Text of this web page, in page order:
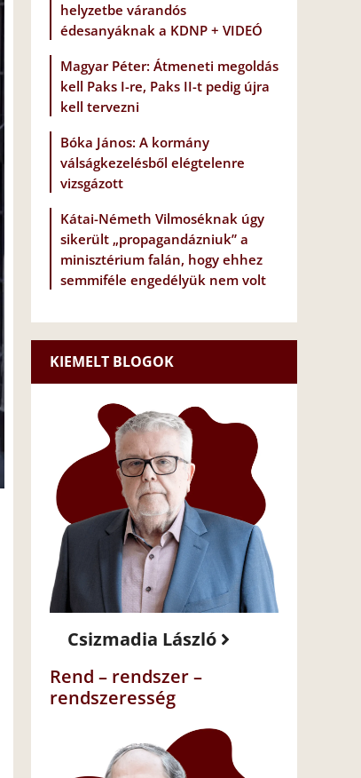
helyzetbe várandós
édesanyáknak a KDNP + VIDEÓ
Magyar Péter: Átmeneti megoldás
kell Paks I-re, Paks II-t pedig újra
kell tervezni
Bóka János: A kormány
válságkezelésből elégtelenre
vizsgázott
Kátai-Németh Vilmoséknak úgy
sikerült „propagandázniuk” a
minisztérium falán, hogy ehhez
semmiféle engedélyük nem volt
KIEMELT BLOGOK
Csizmadia László
Rend – rendszer –
rendszeresség